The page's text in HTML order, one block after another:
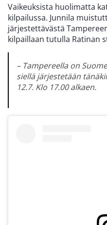
Vaikeuksista huolimatta
kilpailussa. Junnila
järjestettävästä
kilpaillaan tutulla Ratinan
– Tampereella on
siellä järjestetään
12.7. Klo 17.00 alkaen.